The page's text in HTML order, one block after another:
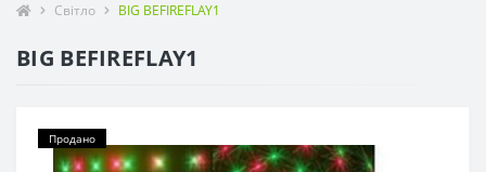
Світло BIG BEFIREFLAY1
BIG BEFIREFLAY1
Продано